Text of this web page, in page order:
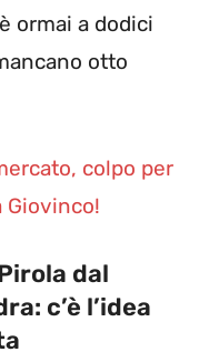
ormai a dodici
otto
colpo per
Giovinco!
dal
c’è l’idea